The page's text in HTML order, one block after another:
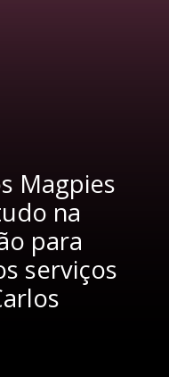
Magpies
na
para
serviços